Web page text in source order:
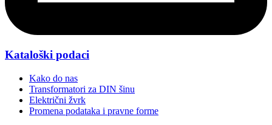
Kataloški podaci
Kako do nas
Transformatori za DIN šinu
Električni žvrk
Promena podataka i pravne forme